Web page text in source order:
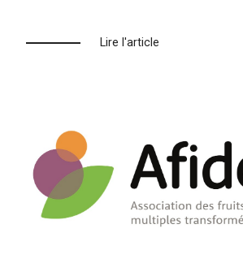
Lire l'article